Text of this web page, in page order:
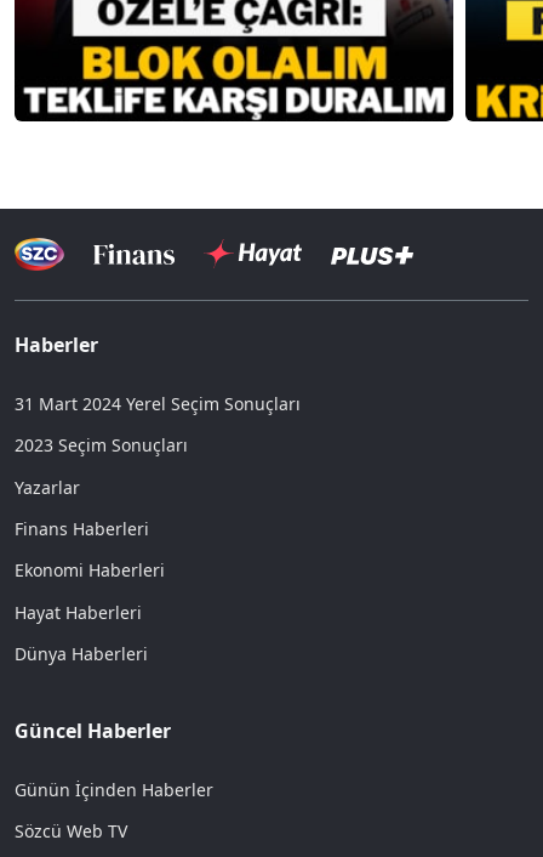
Haberler
31 Mart 2024 Yerel Seçim Sonuçları
2023 Seçim Sonuçları
Yazarlar
Finans Haberleri
Ekonomi Haberleri
Hayat Haberleri
Dünya Haberleri
Güncel Haberler
Günün İçinden Haberler
Sözcü Web TV